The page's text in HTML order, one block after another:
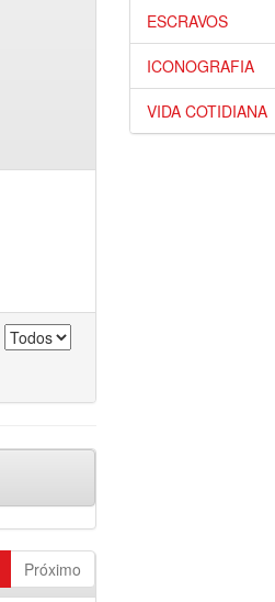
Próximo
ESCRAVOS
ICONOGRAFIA
VIDA COTIDIANA